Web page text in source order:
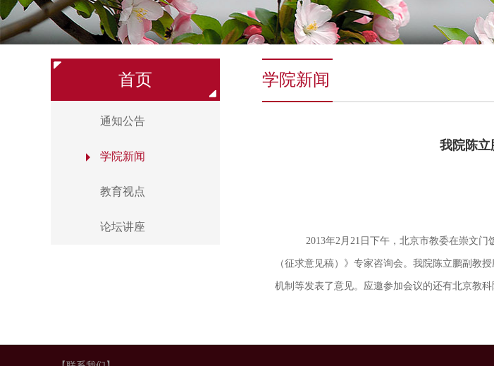
首页
通知公告
学院新闻
教育视点
论坛讲座
学院新闻
我院陈立
2013年2月21日下午，北京市教委在崇文门
（征求意见稿）》专家咨询会。我院陈立鹏副教
机制等发表了意见。应邀参加会议的还有北京教